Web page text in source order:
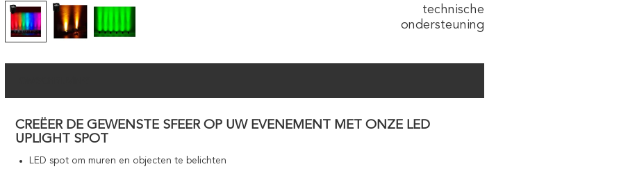
technische
ondersteuning
CREËER DE GEWENSTE SFEER OP UW EVENEMENT MET ONZE LED
UPLIGHT SPOT
LED spot om muren en objecten te belichten